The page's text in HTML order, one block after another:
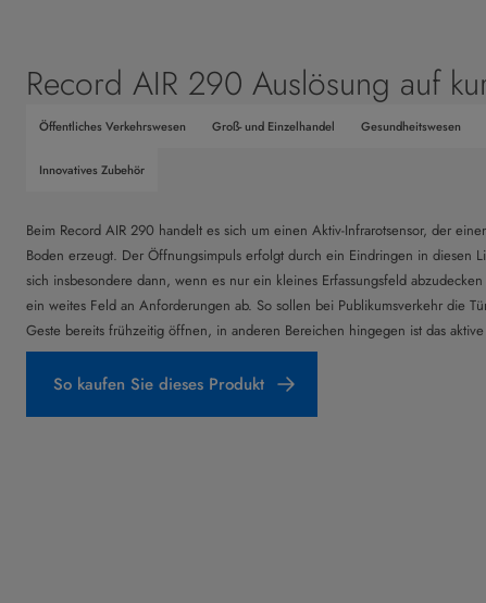
Record AIR 290 Auslösung auf
Öffentliches Verkehrswesen Groß- und Einzelhandel Gesundheitswesen
Innovatives Zubehör
Beim Record AIR 290 handelt es sich um einen Aktiv-Infrarotsensor, der
Boden erzeugt. Der Öffnungsimpuls erfolgt durch ein Eindringen in diesen
sich insbesondere dann, wenn es nur ein kleines Erfassungsfeld
ein weites Feld an Anforderungen ab. So sollen bei Publikumsverkehr die
Geste bereits frühzeitig öffnen, in anderen Bereichen hingegen ist das
So kaufen Sie dieses Produkt